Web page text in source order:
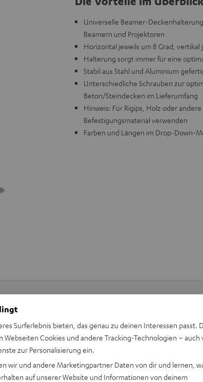
Universelle Beamer-
Beamern und Projektoren
Horizontal jeweils um 8 Grad, vertikal
Halterung sorgt immer für eine
Stabil aus Stahl und Aluminium
Unterschiedliche Schrauben zur
Beton/Steindecken im Lieferumfang
Hinweis: Für Rigips, Holz oder
Befestigungsmaterial verwenden
Farben und Längen im Drop-Down-
Keinen Store in der Nähe? Kein Problem, wir
beraten dich auch persönlich am Telefon.
Hier Termin buchen
Surferlebnis bieten, das genau zu deinen Interessen passt.
Webseiten Cookies und andere Tracking-Technologien – auch
zur Personalisierung ein.
wir und andere Marketingpartner Daten von dir und lernen,
auf unserer Website und Informationen von deinem